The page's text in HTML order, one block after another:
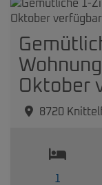
Oktober
8720
1